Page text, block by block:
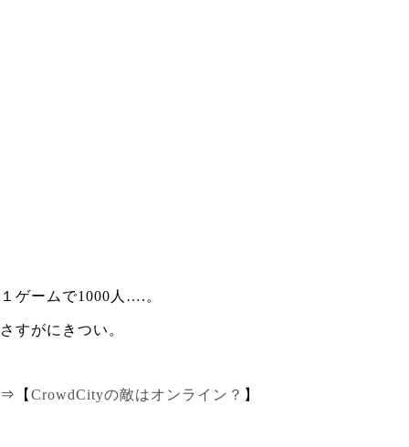
１ゲームで1000人….。
さすがにきつい。
⇒【 CrowdCityの敵はオンライン？ 】